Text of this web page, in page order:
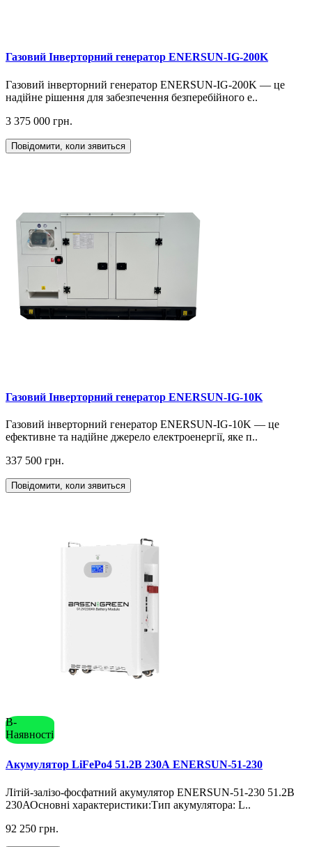
Газовий Інверторний генератор ENERSUN-IG-200K
Газовий інверторний генератор ENERSUN-IG-200K — це
надійне рішення для забезпечення безперебійного е..
3 375 000 грн.
Повідомити, коли зявиться
Газовий Інверторний генератор ENERSUN-IG-10K
Газовий інверторний генератор ENERSUN-IG-10K — це
ефективне та надійне джерело електроенергії, яке п..
337 500 грн.
Повідомити, коли зявиться
В-
Наявності
Акумулятор LiFePo4 51.2В 230А ENERSUN-51-230
Літій-залізо-фосфатний акумулятор ENERSUN-51-230 51.2В
230АОсновні характеристики:Тип акумулятора: L..
92 250 грн.